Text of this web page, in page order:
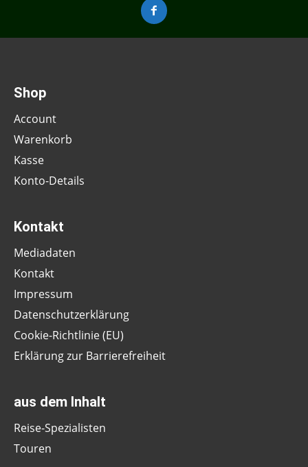
Shop
Account
Warenkorb
Kasse
Konto-Details
Kontakt
Mediadaten
Kontakt
Impressum
Datenschutzerklärung
Cookie-Richtlinie (EU)
Erklärung zur Barrierefreiheit
aus dem Inhalt
Reise-Spezialisten
Touren